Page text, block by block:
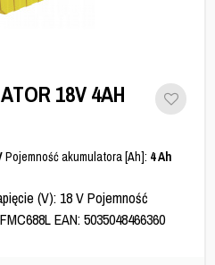
18V 4AH
Pojemność akumulatora [Ah]: 4 Ah
(V): 18 V Pojemność
EAN: 5035048466360